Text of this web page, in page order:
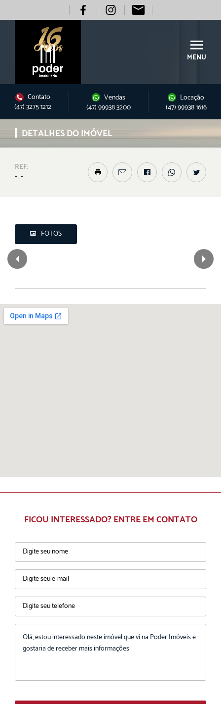
MENU
Contato
(47) 3275 1212
Vendas
(47) 99938 3200
Locação
(47) 99938 1616
DETALHES DO IMÓVEL
REF:
- , -
FOTOS
FICOU INTERESSADO? ENTRE EM CONTATO